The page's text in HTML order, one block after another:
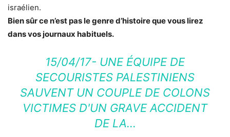
israélien.
Bien sûr ce n’est pas le genre d’histoire que vous lirez
dans vos journaux habituels.
15/04/17- UNE ÉQUIPE DE
SECOURISTES PALESTINIENS
SAUVENT UN COUPLE DE COLONS
VICTIMES D'UN GRAVE ACCIDENT
DE LA…